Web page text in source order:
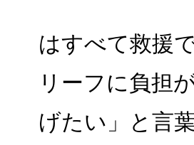
はすべて救援
リーフに負担
げたい」と言